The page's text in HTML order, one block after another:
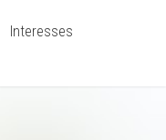
Interesses